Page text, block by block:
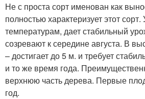
Не с проста сорт именован как
полностью характеризует этот сорт.
температурам, дает стабильный
созревают к середине августа. В
– достигает до 5 м. и требует
и то же время года.
верхнюю часть дерева. Первые
год.